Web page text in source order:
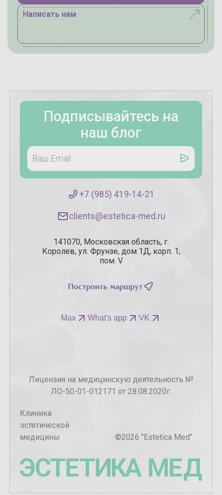
Написать нам
Подписывайтесь на
наш блог
+7 (985) 419-14-21
141070, Московская область, г.
Королев, ул. Фрунзе, дом 1Д, корп. 1,
пом. V
Построить маршрут
clients@estetica-med.ru
Max What's app VK
Клиника
эстетической
медицины
Лицензия на медицинскую деятельность №
ЛО-50-01-012171 от 28.08.2020г.
©2026 "Estetica Med"